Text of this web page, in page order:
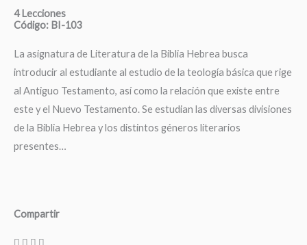
4 Lecciones
Código: BI-103
La asignatura de Literatura de la Biblia Hebrea busca
introducir al estudiante al estudio de la teología básica que rige
al Antiguo Testamento, así como la relación que existe entre
este y el Nuevo Testamento. Se estudian las diversas divisiones
de la Biblia Hebrea y los distintos géneros literarios
presentes…
Compartir